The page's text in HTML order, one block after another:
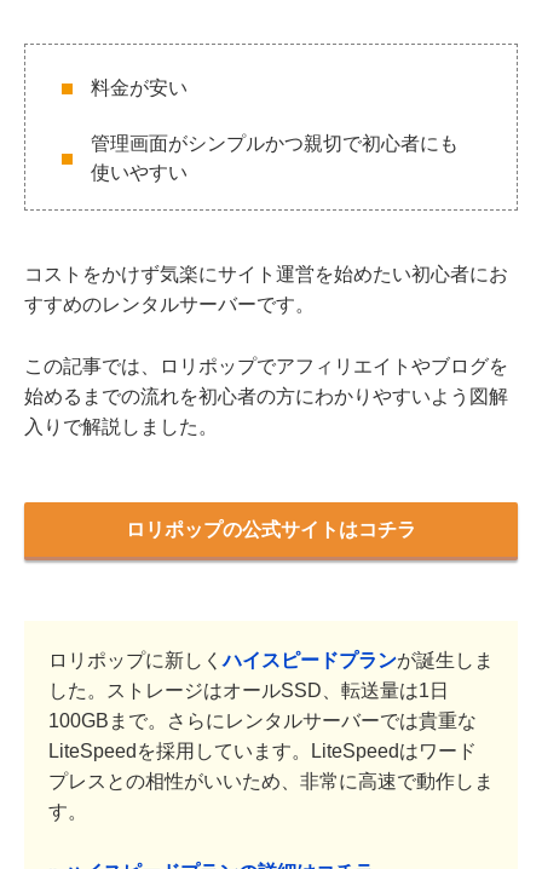
料金が安い
管理画面がシンプルかつ親切で初心者にも
使いやすい
コストをかけず気楽にサイト運営を始めたい初心者にお
すすめのレンタルサーバーです。
この記事では、ロリポップでアフィリエイトやブログを
始めるまでの流れを初心者の方にわかりやすいよう図解
入りで解説しました。
ロリポップの公式サイトはコチラ
ロリポップに新しくハイスピードプランが誕生しま
した。ストレージはオールSSD、転送量は1日
100GBまで。さらにレンタルサーバーでは貴重な
LiteSpeedを採用しています。LiteSpeedはワード
プレスとの相性がいいため、非常に高速で動作しま
す。